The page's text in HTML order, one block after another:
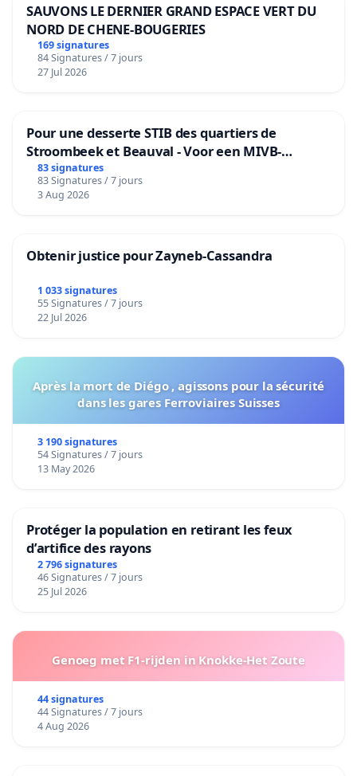
SAUVONS LE DERNIER GRAND ESPACE VERT DU
NORD DE CHENE-BOUGERIES
169 signatures
84 Signatures / 7 jours
27 Jul 2026
Pour une desserte STIB des quartiers de
Stroombeek et Beauval - Voor een MIVB-
bediening van de wijken Strombeek en Het
Voor
83 signatures
83 Signatures / 7 jours
3 Aug 2026
Obtenir justice pour Zayneb-Cassandra
1 033 signatures
55 Signatures / 7 jours
22 Jul 2026
Après la mort de Diégo , agissons pour la sécurité
dans les gares Ferroviaires Suisses
3 190 signatures
54 Signatures / 7 jours
13 May 2026
Protéger la population en retirant les feux
d’artifice des rayons
2 796 signatures
46 Signatures / 7 jours
25 Jul 2026
Genoeg met F1-rijden in Knokke-Het Zoute
44 signatures
44 Signatures / 7 jours
4 Aug 2026